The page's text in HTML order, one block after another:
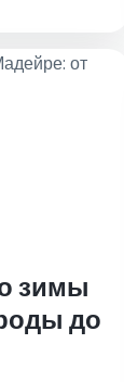
зимы
до